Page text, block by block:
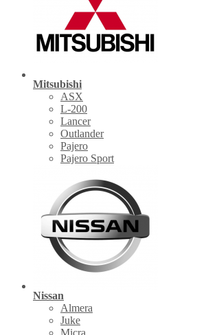
Mitsubishi
ASX
L-200
Lancer
Outlander
Pajero
Pajero Sport
Nissan
Almera
Juke
Micra